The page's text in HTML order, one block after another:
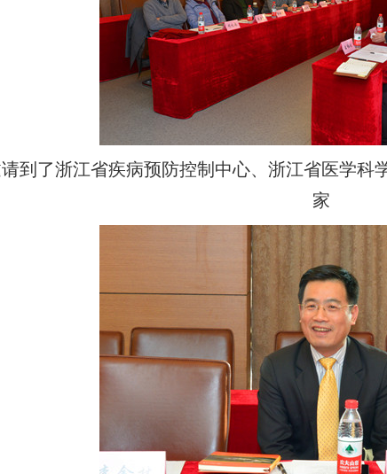
到了浙江省疾病预防控制中心、浙江省医学科
家